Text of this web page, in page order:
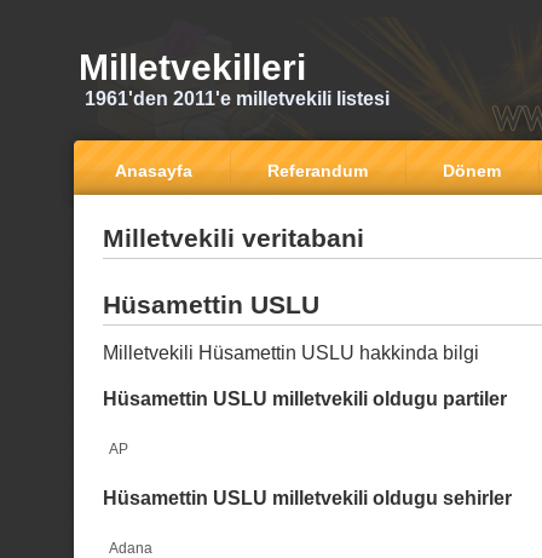
Milletvekilleri
1961'den 2011'e milletvekili listesi
Anasayfa Referandum Dönem
Milletvekili veritabani
Hüsamettin USLU
Milletvekili Hüsamettin USLU hakkinda bilgi
Hüsamettin USLU milletvekili oldugu partiler
AP
Hüsamettin USLU milletvekili oldugu sehirler
Adana